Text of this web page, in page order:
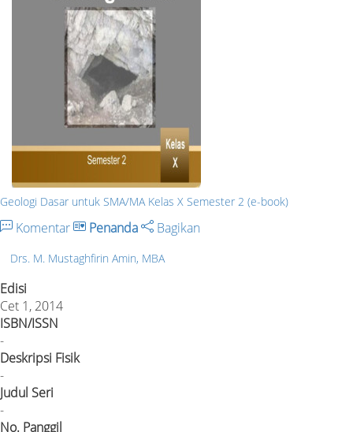
Geologi Dasar untuk SMA/MA Kelas X Semester 2 (e-book)
Komentar Penanda Bagikan
Drs. M. Mustaghfirin Amin, MBA
Edisi
Cet 1, 2014
ISBN/ISSN
-
Deskripsi Fisik
-
Judul Seri
-
No. Panggil